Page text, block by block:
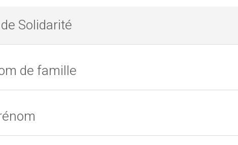
Solidarité
de famille